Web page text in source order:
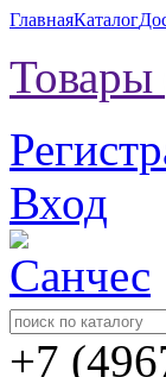
ГлавнаяКаталог
Товары
Вход
+7